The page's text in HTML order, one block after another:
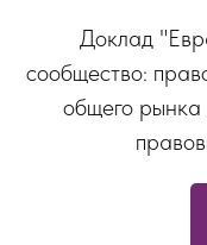
Доклад
сообщество:
общего рынка